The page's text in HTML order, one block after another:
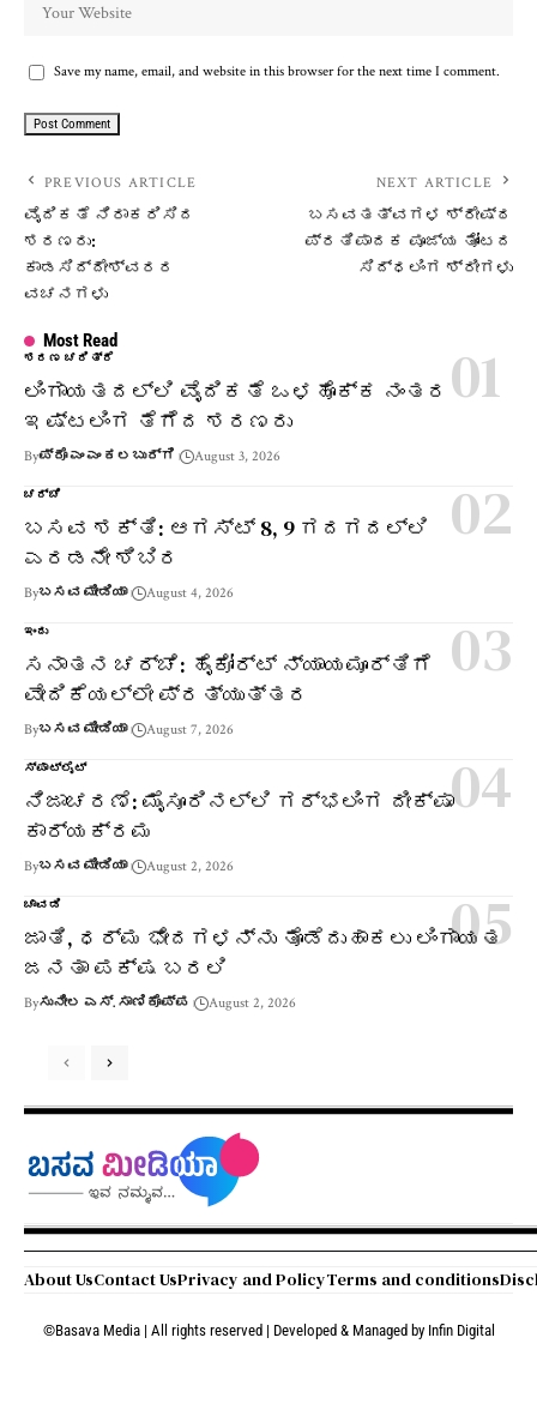
Save my name, email, and website in this browser for the next time I comment.
PREVIOUS ARTICLE
ವೈದಿಕತೆ ನಿರಾಕರಿಸಿದ
ಶರಣರು:
ಕಾಡಸಿದ್ದೇಶ್ವರರ
ವಚನಗಳು
NEXT ARTICLE
ಬಸವತತ್ವಗಳ ಶ್ರೇಷ್ಠ
ಪ್ರತಿಪಾದಕ ಪೂಜ್ಯ ತೋಂಟದ
ಸಿದ್ಧಲಿಂಗ ಶ್ರೀಗಳು
Most Read
ಶರಣ ಚರಿತ್ರೆ
ಲಿಂಗಾಯತದಲ್ಲಿ ವೈದಿಕತೆ ಒಳಹೊಕ್ಕ ನಂತರ
ಇಷ್ಟಲಿಂಗ ತೆಗೆದ ಶರಣರು
Byಪ್ರೊ ಎಂ ಎಂ ಕಲಬುರ್ಗಿ August 3, 2026
ಚರ್ಚೆ
ಬಸವ ಶಕ್ತಿ: ಆಗಸ್ಟ್ 8, 9 ಗದಗದಲ್ಲಿ
ಎರಡನೇ ಶಿಬಿರ
Byಬಸವ ಮೀಡಿಯಾ August 4, 2026
ಇಂದು
ಸನಾತನ ಚರ್ಚೆ: ಹೈಕೋರ್ಟ್ ನ್ಯಾಯಮೂರ್ತಿಗೆ
ವೇದಿಕೆಯಲ್ಲೇ ಪ್ರತ್ಯುತ್ತರ
Byಬಸವ ಮೀಡಿಯಾ August 7, 2026
ಸ್ಪಾಟ್‌ಲೈಟ್
ನಿಜಾಚರಣೆ: ಮೈಸೂರಿನಲ್ಲಿ ಗರ್ಭಲಿಂಗ ದೀಕ್ಷಾ
ಕಾರ್ಯಕ್ರಮ
Byಬಸವ ಮೀಡಿಯಾ August 2, 2026
ಚಾವಡಿ
ಜಾತಿ, ಧರ್ಮ ಭೇದಗಳನ್ನು ತೊಡೆದುಹಾಕಲು ಲಿಂಗಾಯತ
ಜನತಾ ಪಕ್ಷ ಬರಲಿ
Byಸುನೀಲ ಎಸ್. ಸಾಣಿಕೊಪ್ಪ August 2, 2026
About UsContact UsPrivacy and PolicyTerms and conditions
©Basava Media | All rights reserved | Developed & Managed by Infin Digital